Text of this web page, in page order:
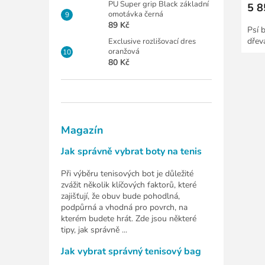
PU Super grip Black základní
omotávka černá
89 Kč
Exclusive rozlišovací dres
oranžová
80 Kč
Magazín
Jak správně vybrat boty na tenis
Při výběru tenisových bot je důležité
zvážit několik klíčových faktorů, které
zajišťují, že obuv bude pohodlná,
podpůrná a vhodná pro povrch, na
kterém budete hrát. Zde jsou některé
tipy, jak správně ...
Jak vybrat správný tenisový bag
5
Psí